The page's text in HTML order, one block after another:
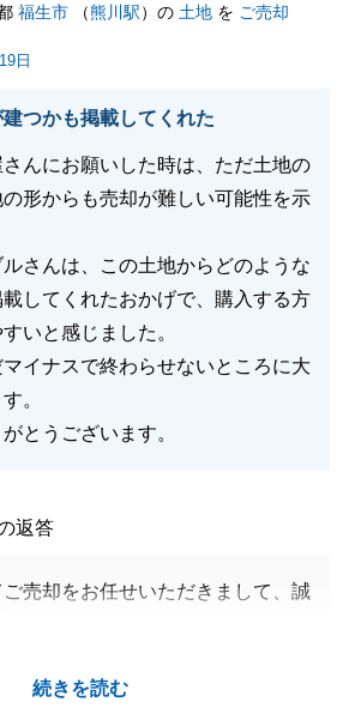
福生市 （熊川駅）の 土地 を ご売却
日
つかも掲載してくれた
んにお願いした時は、ただ土地の
形からも売却が難しい可能性を示
さんは、この土地からどのような
してくれたおかげで、購入する方
いと感じました。
イナスで終わらせないところに大
。
とうございます。
続きを読む
返答
売却をお任せいただきまして、誠
嬉しく思っております。